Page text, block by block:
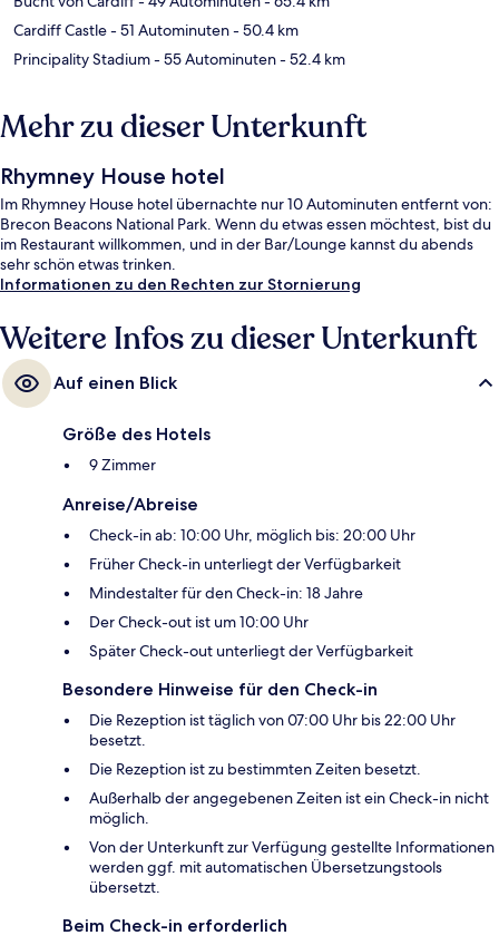
Cardiff Castle- 51 Autominuten- 50.4 km
Principality Stadium- 55 Autominuten- 52.4 km
Mehr zu dieser Unterkunft
Rhymney House hotel
Im Rhymney House hotel übernachte nur 10 Autominuten entfernt von:
Brecon Beacons National Park. Wenn du etwas essen möchtest, bist du
im Restaurant willkommen, und in der Bar/Lounge kannst du abends
sehr schön etwas trinken.
Informationen zu den Rechten zur Stornierung
Weitere Infos zu dieser Unterkunft
Auf einen Blick
Größe des Hotels
9 Zimmer
Anreise/Abreise
Check-in ab: 10:00 Uhr, möglich bis: 20:00 Uhr
Früher Check-in unterliegt der Verfügbarkeit
Mindestalter für den Check-in: 18 Jahre
Der Check-out ist um 10:00 Uhr
Später Check-out unterliegt der Verfügbarkeit
Besondere Hinweise für den Check-in
Die Rezeption ist täglich von 07:00 Uhr bis 22:00 Uhr
besetzt.
Die Rezeption ist zu bestimmten Zeiten besetzt.
Außerhalb der angegebenen Zeiten ist ein Check-in nicht
möglich.
Von der Unterkunft zur Verfügung gestellte Informationen
werden ggf. mit automatischen Übersetzungstools
übersetzt.
Beim Check-in erforderlich